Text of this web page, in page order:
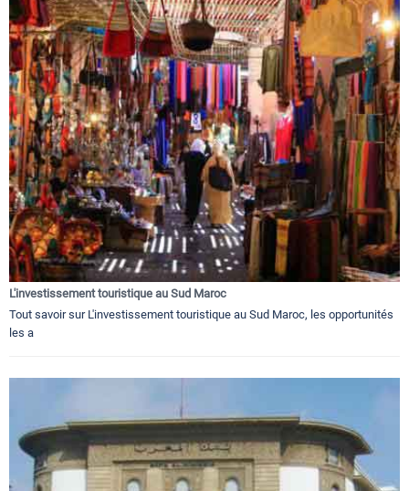
L'investissement touristique au Sud Maroc
Tout savoir sur L'investissement touristique au Sud Maroc, les opportunités
les a